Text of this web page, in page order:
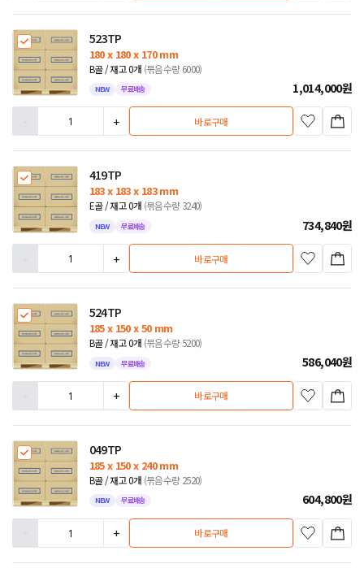
523TP
180 x 180 x 170 mm
B골 / 재고 0개 (묶음수량 6000)
NEW 무료배송 1,014,000원
-
+ 바로구매
419TP
183 x 183 x 183 mm
E골 / 재고 0개 (묶음수량 3240)
NEW 무료배송 734,840원
-
+ 바로구매
524TP
185 x 150 x 50 mm
B골 / 재고 0개 (묶음수량 5200)
NEW 무료배송 586,040원
-
+ 바로구매
049TP
185 x 150 x 240 mm
B골 / 재고 0개 (묶음수량 2520)
NEW 무료배송 604,800원
-
+ 바로구매